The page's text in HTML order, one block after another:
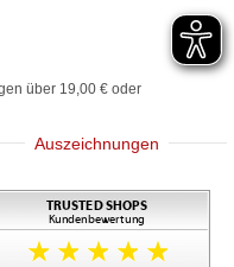
über 19,00 € oder
Auszeichnungen